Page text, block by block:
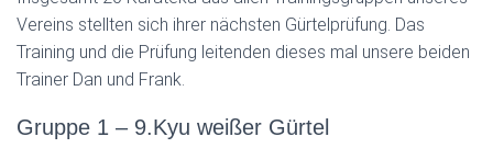
L
E
Vereins stellten sich ihrer nächsten Gürtelprüfung. Das
Training und die Prüfung leitenden dieses mal unsere beiden
Trainer Dan und Frank.
Gruppe 1 – 9.Kyu weißer Gürtel